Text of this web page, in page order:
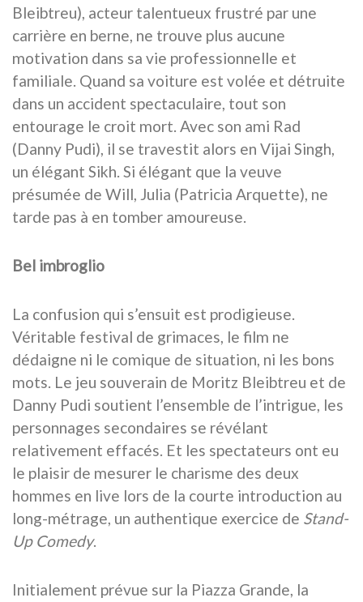
Bleibtreu), acteur talentueux frustré par une
carrière en berne, ne trouve plus aucune
motivation dans sa vie professionnelle et
familiale. Quand sa voiture est volée et détruite
dans un accident spectaculaire, tout son
entourage le croit mort. Avec son ami Rad
(Danny Pudi), il se travestit alors en Vijai Singh,
un élégant Sikh. Si élégant que la veuve
présumée de Will, Julia (Patricia Arquette), ne
tarde pas à en tomber amoureuse.
Bel imbroglio
La confusion qui s’ensuit est prodigieuse.
Véritable festival de grimaces, le film ne
dédaigne ni le comique de situation, ni les bons
mots. Le jeu souverain de Moritz Bleibtreu et de
Danny Pudi soutient l’ensemble de l’intrigue, les
personnages secondaires se révélant
relativement effacés. Et les spectateurs ont eu
le plaisir de mesurer le charisme des deux
hommes en live lors de la courte introduction au
long-métrage, un authentique exercice de Stand-
Up Comedy.
Initialement prévue sur la Piazza Grande, la